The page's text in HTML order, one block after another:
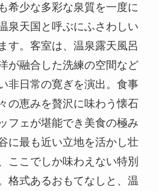
希少な多彩な泉質を一度に
泉天国と呼ぶにふさわしい
す。客室は、温泉露天風呂
が融合した洗練の空間など
非日常の寛ぎを演出。食事
の恵みを贅沢に味わう懐石
フェが堪能でき美食の極み
に最も近い立地を活かし壮
ここでしか味わえない特別
格式あるおもてなしと、温